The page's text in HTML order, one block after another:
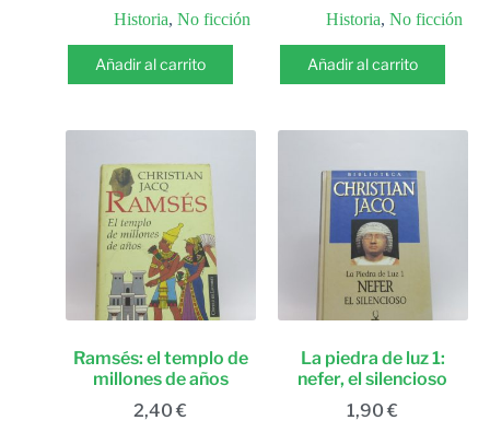
Historia,No ficción
Añadir al carrito
Historia,No ficción
Añadir al carrito
Ramsés: el templo de
millones de años
2,40€
La piedra de luz 1:
nefer, el silencioso
1,90€